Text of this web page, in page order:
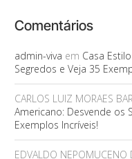
Comentários
admin-viva em Casa
Segredos e Veja 35
CARLOS LUIZ MORAES
Americano: Desvende os
Exemplos Incríveis!
EDVALDO NEPOMUCENO